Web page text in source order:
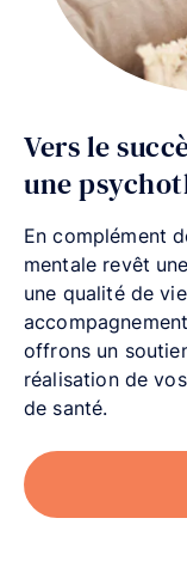
Vers le
une
En complément
mentale revêt
une qualité de
offrons un
réalisation de
de santé.